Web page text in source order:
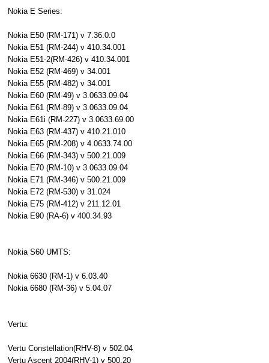
Nokia E Series:
Nokia E50 (RM-171) v 7.36.0.0
Nokia E51 (RM-244) v 410.34.001
Nokia E51-2(RM-426) v 410.34.001
Nokia E52 (RM-469) v 34.001
Nokia E55 (RM-482) v 34.001
Nokia E60 (RM-49) v 3.0633.09.04
Nokia E61 (RM-89) v 3.0633.09.04
Nokia E61i (RM-227) v 3.0633.69.00
Nokia E63 (RM-437) v 410.21.010
Nokia E65 (RM-208) v 4.0633.74.00
Nokia E66 (RM-343) v 500.21.009
Nokia E70 (RM-10) v 3.0633.09.04
Nokia E71 (RM-346) v 500.21.009
Nokia E72 (RM-530) v 31.024
Nokia E75 (RM-412) v 211.12.01
Nokia E90 (RA-6) v 400.34.93
Nokia S60 UMTS:
Nokia 6630 (RM-1) v 6.03.40
Nokia 6680 (RM-36) v 5.04.07
Vertu:
Vertu Constellation(RHV-8) v 502.04
Vertu Ascent 2004(RHV-1) v 500.20